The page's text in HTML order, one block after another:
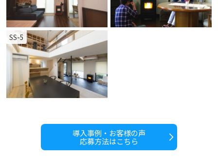
SS-5
導入事例・お客様の声
応募方法はこちら